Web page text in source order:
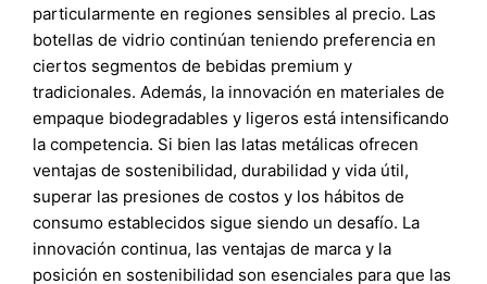
particularmente en regiones sensibles al precio. Las
botellas de vidrio continúan teniendo preferencia en
ciertos segmentos de bebidas premium y
tradicionales. Además, la innovación en materiales de
empaque biodegradables y ligeros está intensificando
la competencia. Si bien las latas metálicas ofrecen
ventajas de sostenibilidad, durabilidad y vida útil,
superar las presiones de costos y los hábitos de
consumo establecidos sigue siendo un desafío. La
innovación continua, las ventajas de marca y la
posición en sostenibilidad son esenciales para que las